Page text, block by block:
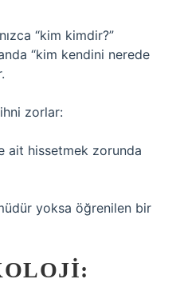
“kim kimdir?”
“kim kendini nerede
zorlar:
ait hissetmek zorunda
yoksa öğrenilen bir